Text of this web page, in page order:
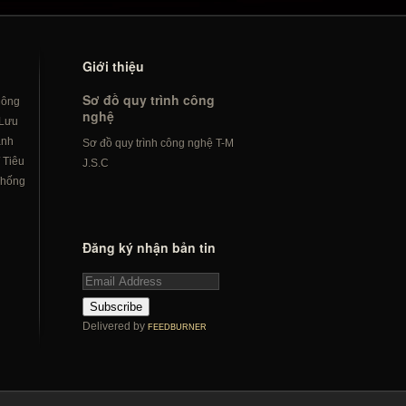
Lưu
Tiêu
Giới thiệu
Sơ đồ quy trình công
nghệ
Sơ đồ quy trình công nghệ T-M
J.S.C
Đăng ký nhận bản tin
Subscribe
Delivered by FEEDBURNER